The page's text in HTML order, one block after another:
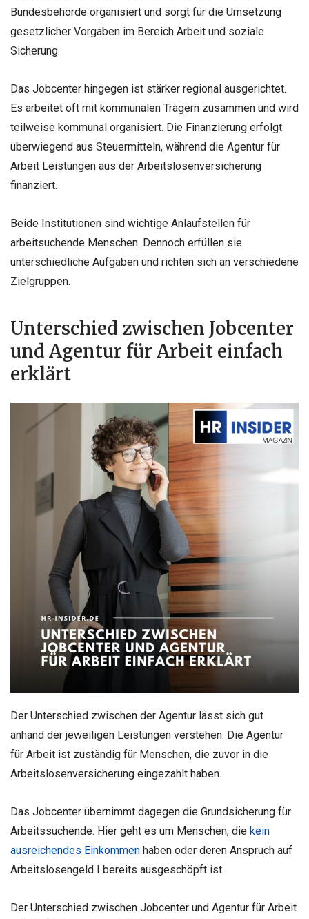
Bundesbehörde organisiert und sorgt für die Umsetzung
gesetzlicher Vorgaben im Bereich Arbeit und soziale
Sicherung.
Das Jobcenter hingegen ist stärker regional ausgerichtet.
Es arbeitet oft mit kommunalen Trägern zusammen und wird
teilweise kommunal organisiert. Die Finanzierung erfolgt
überwiegend aus Steuermitteln, während die Agentur für
Arbeit Leistungen aus der Arbeitslosenversicherung
finanziert.
Beide Institutionen sind wichtige Anlaufstellen für
arbeitsuchende Menschen. Dennoch erfüllen sie
unterschiedliche Aufgaben und richten sich an verschiedene
Zielgruppen.
Unterschied zwischen Jobcenter
und Agentur für Arbeit einfach
erklärt
Der Unterschied zwischen der Agentur lässt sich gut
anhand der jeweiligen Leistungen verstehen. Die Agentur
für Arbeit ist zuständig für Menschen, die zuvor in die
Arbeitslosenversicherung eingezahlt haben.
Das Jobcenter übernimmt dagegen die Grundsicherung für
Arbeitssuchende. Hier geht es um Menschen, die kein
ausreichendes Einkommen haben oder deren Anspruch auf
Arbeitslosengeld I bereits ausgeschöpft ist.
Der Unterschied zwischen Jobcenter und Agentur für Arbeit